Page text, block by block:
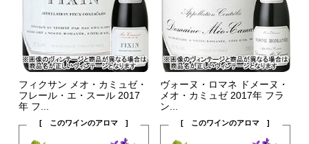
フィクサン メオ・カミュゼ・
フレール・エ・スール 2017
年 フ...
[ このワインのアロマ ]
ヴォーヌ・ロマネ ドメーヌ・
メオ・カミュゼ 2017年 フラ
ン...
[ このワインのアロマ ]